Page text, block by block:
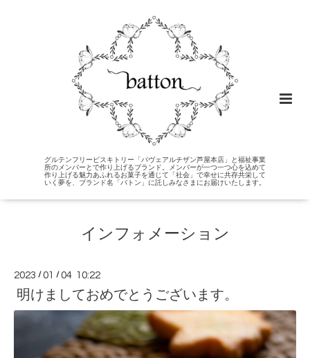
グルテンフリービスキトリー「パヴェアルチザン芦屋本店」と福祉事業
所のメンバーとで作り上げるブランド。メンバーが一つ一つ心を込めて
作り上げる魅力あふれるお菓子を通じて「社会」で幸せに共存共栄して
いく夢を、ブランド名「バトン」に託しみなさまにお届けいたします。
インフォメーション
2023 /01 /04 10:22
明けましておめでとうございます。